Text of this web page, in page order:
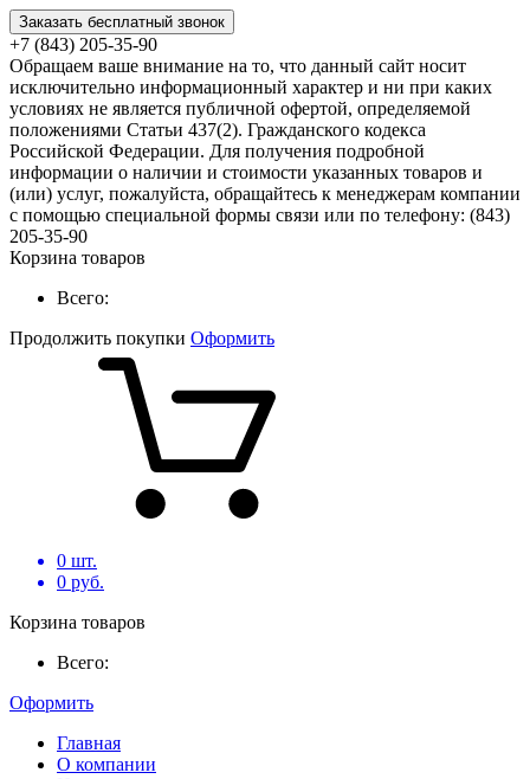
Заказать бесплатный звонок
+7 (843) 205-35-90
Обращаем ваше внимание на то, что данный сайт носит
исключительно информационный характер и ни при каких
условиях не является публичной офертой, определяемой
положениями Статьи 437(2). Гражданского кодекса
Российской Федерации. Для получения подробной
информации о наличии и стоимости указанных товаров и
(или) услуг, пожалуйста, обращайтесь к менеджерам компании
с помощью специальной формы связи или по телефону: (843)
205-35-90
Корзина товаров
Всего:
Продолжить покупки Оформить
0 шт.
0 руб.
Корзина товаров
Всего:
Оформить
Главная
О компании